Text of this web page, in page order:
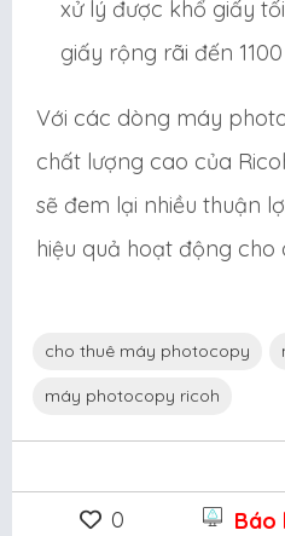
xử lý được khổ giấy
giấy rộng rãi đến
Với các dòng máy
chất lượng cao của
sẽ đem lại nhiều thuận
hiệu quả hoạt động
cho thuê máy photocopy
máy photocopy ricoh
0
Báo